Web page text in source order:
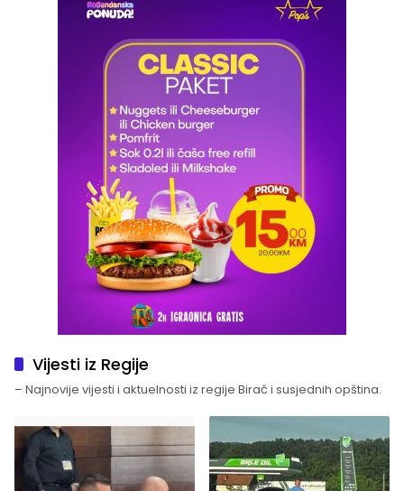
Vijesti iz Regije
– Najnovije vijesti i aktuelnosti iz regije Birač i susjednih opština.